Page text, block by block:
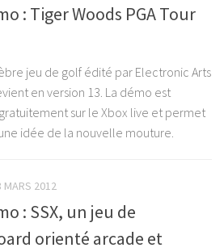
: Tiger Woods PGA Tour
jeu de golf édité par Electronic Arts
en version 13. La démo est
sur le Xbox live et permet
idée de la nouvelle mouture.
MARS 2012
: SSX, un jeu de
orienté arcade et